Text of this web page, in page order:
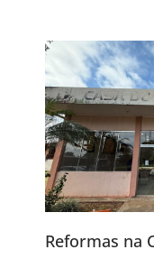
Reformas na